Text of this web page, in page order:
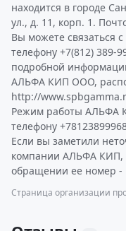
находится в городе
ул., д. 11, корп. 1.
Вы можете связаться
телефону +7(812) 389-
подробной
АЛЬФА КИП ООО,
http://
Режим работы АЛЬФА
телефону
Если вы заметили
компании АЛЬФА КИП,
обращении ее номер -
Страница организации